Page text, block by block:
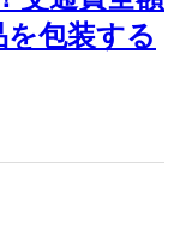
包装する